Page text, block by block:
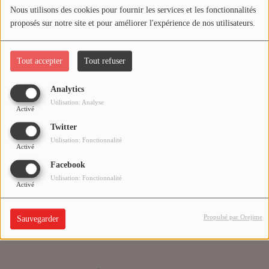
Nous utilisons des cookies pour fournir les services et les fonctionnalités
proposés sur notre site et pour améliorer l'expérience de nos utilisateurs.
Tout accepter Tout refuser
Analytics
Activé
Utilisation: Analyse
Twitter
Activé
Utilisation: Fonctionnalité
Facebook
Activé
Utilisation: Fonctionnalité
Sauvegarder Propulsé par Orejime
Médias
PODCASTS
Agenda
Titres diffusés
Se connecter
Oups, vous avez
rencontré une erreur.
Il semble que la page que vous recherchez n’existe plus.